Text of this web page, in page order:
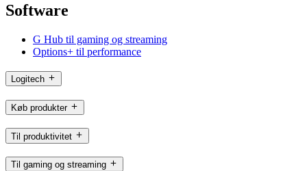
Software
G Hub til gaming og streaming
Options+ til performance
Logitech
Køb produkter
Til produktivitet
Til gaming og streaming